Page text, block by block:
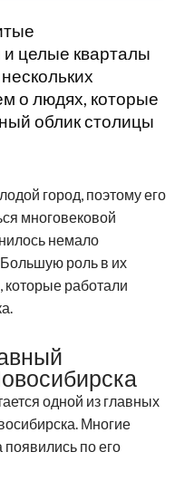
и целые кварталы
о людях, которые
облик столицы
город, поэтому его
многовековой
немало
роль в их
которые работали
одной из главных
Многие
по его